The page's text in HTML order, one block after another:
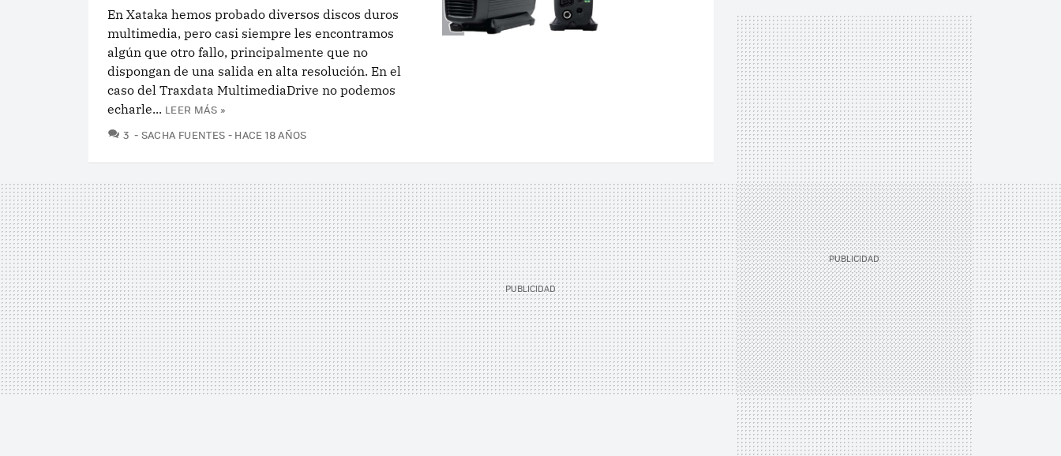
En Xataka hemos probado diversos discos duros
multimedia, pero casi siempre les encontramos
algún que otro fallo, principalmente que no
dispongan de una salida en alta resolución. En el
caso del Traxdata MultimediaDrive no podemos
echarle... LEER MÁS »
3 COMENTARIOS
SACHA FUENTES HACE 18 AÑOS